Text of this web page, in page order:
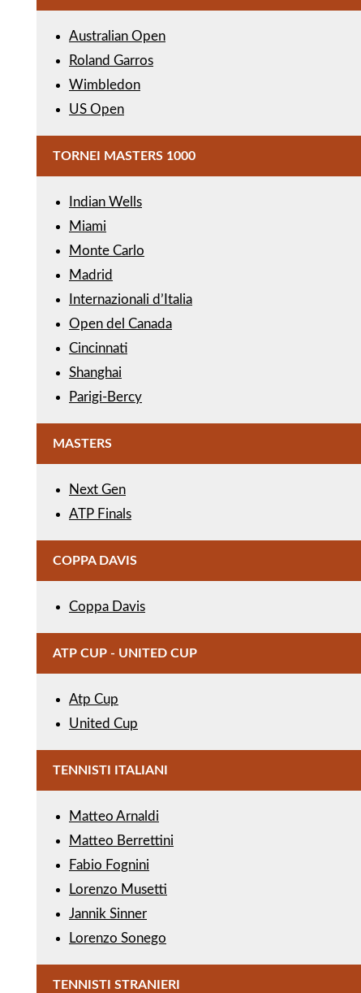
Australian Open
Roland Garros
Wimbledon
US Open
TORNEI MASTERS 1000
Indian Wells
Miami
Monte Carlo
Madrid
Internazionali d’Italia
Open del Canada
Cincinnati
Shanghai
Parigi-Bercy
MASTERS
Next Gen
ATP Finals
COPPA DAVIS
Coppa Davis
ATP CUP - UNITED CUP
Atp Cup
United Cup
TENNISTI ITALIANI
Matteo Arnaldi
Matteo Berrettini
Fabio Fognini
Lorenzo Musetti
Jannik Sinner
Lorenzo Sonego
TENNISTI STRANIERI